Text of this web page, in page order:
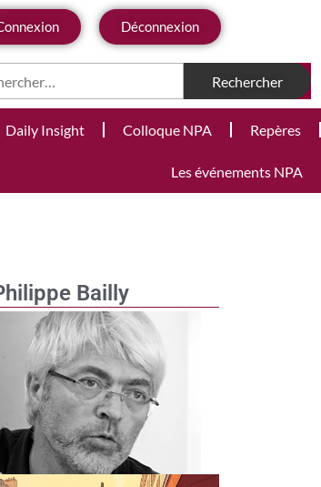
Déconnexion
Daily Insight Colloque NPA Repères
Les événements NPA
Bailly